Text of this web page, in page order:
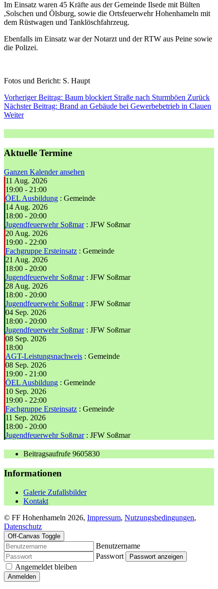
Im Einsatz waren 45 Kräfte aus der Gemeinde Ilsede mit Bülten
,Solschen und Ölsburg, sowie die Ortsfeuerwehr Hohenhameln mit
dem Rüstwagen und Tanklöschfahrzeug.
Ebenfalls im Einsatz war der Notarzt und der RTW aus Peine sowie
die Polizei.
Fotos und Bericht: S. Haupt
Vorheriger Beitrag: Baum blockiert Straße nach Sturmböen Zurück
Nächster Beitrag: Brand an Gebäude bei Gewerbebetrieb in Clauen
Weiter
Aktuelle Termine
Ganzen Kalender ansehen
11 Aug. 2026
19:00 - 21:00
ÖEL Ausbildung : Gemeinde
14 Aug. 2026
18:00 - 20:00
Jugendfeuerwehr Soßmar: JFW Soßmar
20 Aug. 2026
19:00 - 22:00
Fachgruppe Ersteinsatz : Gemeinde
21 Aug. 2026
18:00 - 20:00
Jugendfeuerwehr Soßmar: JFW Soßmar
28 Aug. 2026
18:00 - 20:00
Jugendfeuerwehr Soßmar: JFW Soßmar
04 Sep. 2026
18:00 - 20:00
Jugendfeuerwehr Soßmar: JFW Soßmar
08 Sep. 2026
18:00
AGT-Leistungsnachweis : Gemeinde
08 Sep. 2026
19:00 - 21:00
ÖEL Ausbildung : Gemeinde
10 Sep. 2026
19:00 - 22:00
Fachgruppe Ersteinsatz : Gemeinde
11 Sep. 2026
18:00 - 20:00
Jugendfeuerwehr Soßmar: JFW Soßmar
Beitragsaufrufe 9605830
Informationen
Galerie Zufallsbilder
Kontakt
© FF Hohenhameln 2026, Impressum, Nutzungsbedingungen,
Datenschutz
Off-Canvas Toggle
Benutzername
Passwort
Passwort anzeigen
Angemeldet bleiben
Anmelden